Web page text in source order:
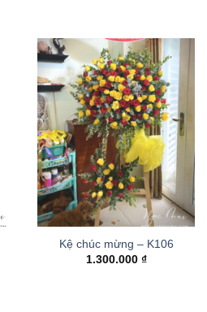
Kệ chúc mừng – K106
1.300.000 ₫